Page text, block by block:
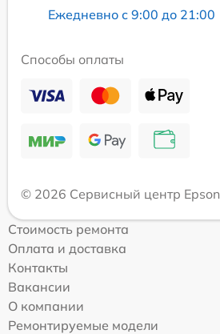
Ежедневно с 9:00 до 21:00
Способы оплаты
© 2026 Сервисный центр Epson
Стоимость ремонта
Оплата и доставка
Контакты
Вакансии
О компании
Ремонтируемые модели